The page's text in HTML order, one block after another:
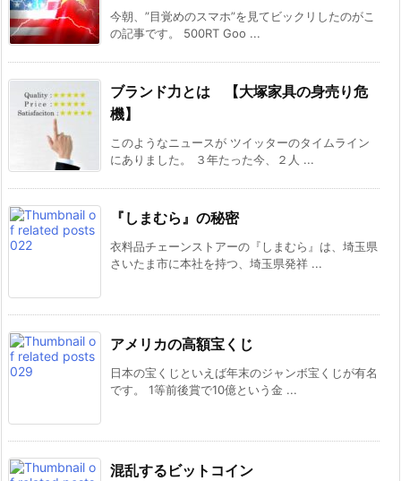
今朝、”目覚めのスマホ”を見てビックリしたのがこ
の記事です。 500RT Goo ...
ブランド力とは 【大塚家具の身売り危
機】
このようなニュースが ツイッターのタイムライン
にありました。 ３年たった今、２人 ...
『しまむら』の秘密
衣料品チェーンストアーの『しまむら』は、埼玉県
さいたま市に本社を持つ、埼玉県発祥 ...
アメリカの高額宝くじ
日本の宝くじといえば年末のジャンボ宝くじが有名
です。 1等前後賞で10億という金 ...
混乱するビットコイン